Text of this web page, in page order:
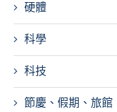
硬體
科學
科技
節慶、假期、旅館